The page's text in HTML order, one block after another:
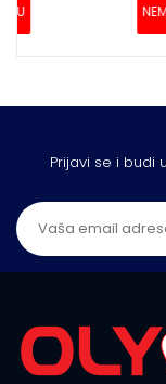
NEMA NA STANJU
Prijavi se i budi